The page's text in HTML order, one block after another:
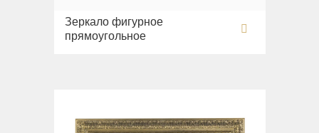
Зеркало фигурное
прямоугольное